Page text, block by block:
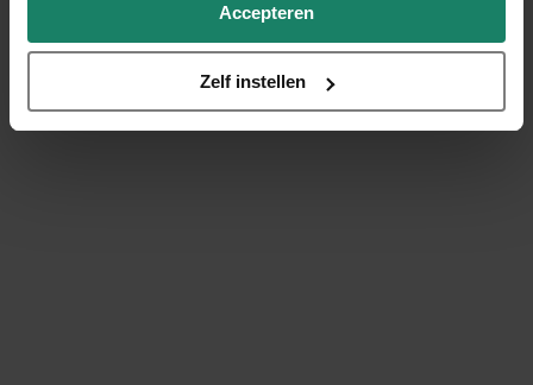
Accepteren
Zelf instellen